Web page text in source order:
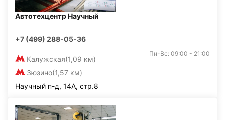
Автотехцентр Научный
+7 (499) 288-05-36
Калужская(1,09 км)
Зюзино(1,57 км)
Пн-Вс: 09:00 - 21:00
Научный п-д, 14А, стр.8